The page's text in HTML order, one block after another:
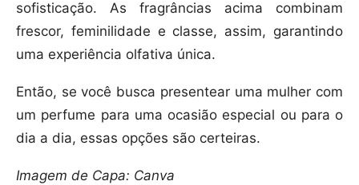
sofisticação. As fragrâncias acima combinam
frescor, feminilidade e classe, assim, garantindo
uma experiência olfativa única.
Então, se você busca presentear uma mulher com
um perfume para uma ocasião especial ou para o
dia a dia, essas opções são certeiras.
Imagem de Capa: Canva